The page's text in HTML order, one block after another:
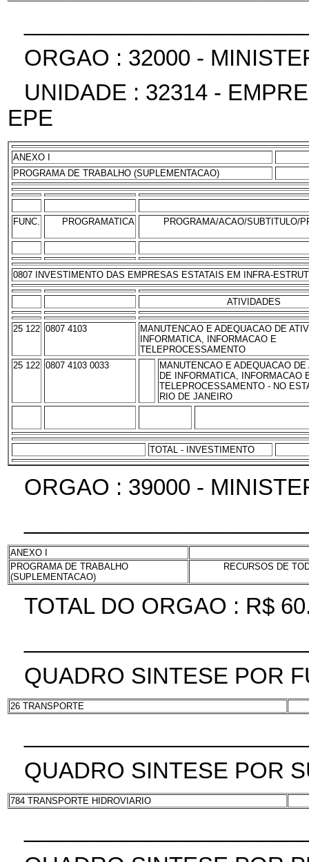
ORGAO : 32000 -
UNIDADE : 32314 -
EPE
ANEXO I
PROGRAMA DE TRABALHO (SUPLEMENTACAO)
FUNC. PROGRAMATICA PROGRAMA/ACAO/SUBTITULO/
0807 INVESTIMENTO DAS EMPRESAS ESTATAIS EM INFRA-
ATIVIDADES
25 122 0807 4103
MANUTENCAO E ADEQUACAO DE
INFORMATICA, INFORMACAO E
TELEPROCESSAMENTO
25 122 0807 4103 0033
MANUTENCAO E ADEQUACAO DE
DE INFORMATICA, INFORMACAO
TELEPROCESSAMENTO - NO
RIO DE JANEIRO
TOTAL - INVESTIMENTO
ORGAO : 39000 -
ANEXO I
PROGRAMA DE TRABALHO
(SUPLEMENTACAO)
RECURSOS DE
TOTAL DO ORGAO : R$
QUADRO SINTESE POR
26 TRANSPORTE
QUADRO SINTESE POR
784 TRANSPORTE HIDROVIARIO